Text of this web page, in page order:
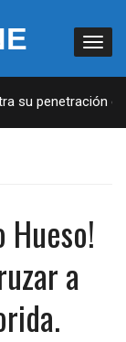
penetración en
Hueso!
a